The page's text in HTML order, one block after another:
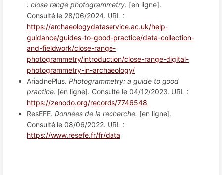
: close range photogrammetry. [en ligne].
Consulté le 28/06/2024. URL :
https://archaeologydataservice.ac.uk/help-
guidance/guides-to-good-practice/data-collection-
and-fieldwork/close-range-
photogrammetry/introduction/close-range-digital-
photogrammetry-in-archaeology/
AriadnePlus. Photogrammetry: a guide to good
practice. [en ligne]. Consulté le 04/12/2023. URL :
https://zenodo.org/records/7746548
ResEFE. Données de la recherche. [en ligne].
Consulté le 08/06/2022. URL :
https://www.resefe.fr/fr/data